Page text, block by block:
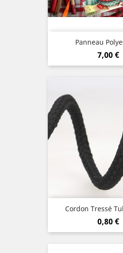
Panneau
Prix
7,00 €
Cordon Tressé
Prix
0,80 €